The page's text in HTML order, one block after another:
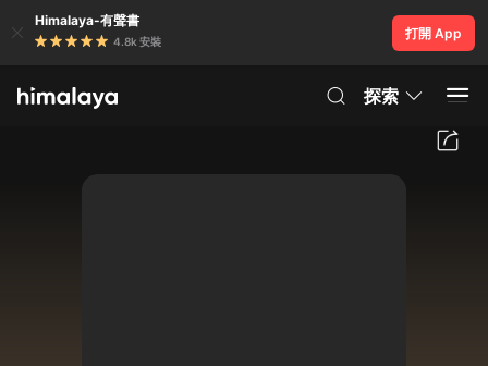
Himalaya-有聲書
4.8k 安裝
打開 App
探索